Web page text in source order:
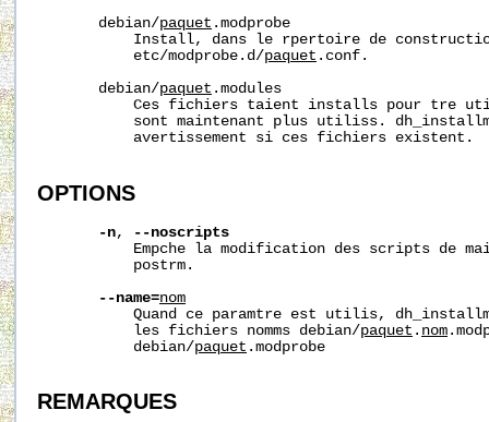
       debian/
paquet .modprobe
Install, dans le rpertoire de
           etc/modprobe.d/
paquet .conf.
       debian/
paquet .modules
Ces fichiers taient installs pour tre
sont maintenant plus utiliss.
           avertissement si ces fichiers existent.
OPTIONS
-n,
--noscripts
Empche la modification des scripts de
           postrm.
--name=nom
Quand ce paramtre est utilis,
           les fichiers nomms debian/
paquet . nom
           debian/
paquet .modprobe
REMARQUES